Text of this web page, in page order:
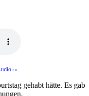
0 B
gehabt hätte. Es gab